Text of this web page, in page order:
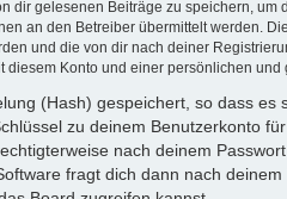
dir gelesenen Beiträge zu speichern, um
an den Betreiber übermittelt werden.
und die von dir nach deiner
Konto und einer persönlichen und
(Hash) gespeichert, so dass
zu deinem Benutzerkonto
nach deinem
fragt dich dann nach